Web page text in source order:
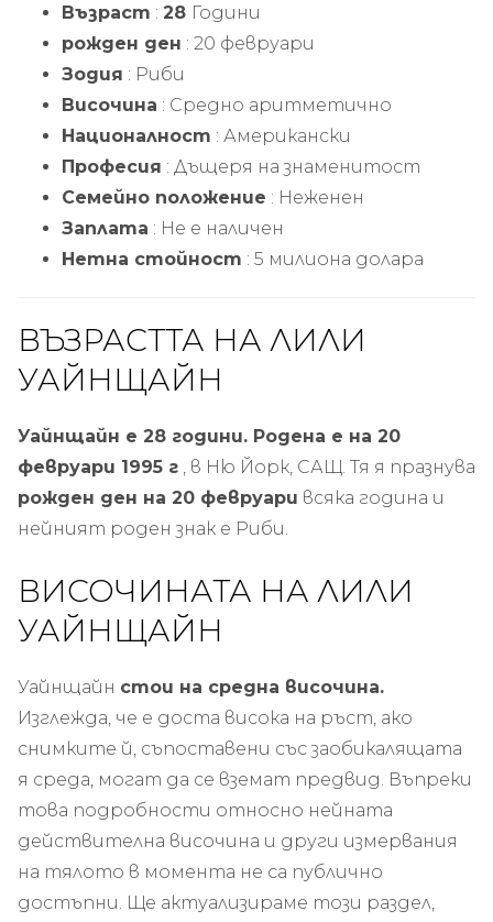
Възраст : 28 Години
рожден ден : 20 февруари
Зодия : Риби
Височина : Средно аритметично
Националност : Американски
Професия : Дъщеря на знаменитост
Семейно положение : Неженен
Заплата : Не е наличен
Нетна стойност : 5 милиона долара
ВЪЗРАСТТА НА ЛИЛИ
УАЙНЩАЙН
Уайнщайн е 28 години. Родена е на 20
февруари 1995 г , в Ню Йорк, САЩ. Тя я празнува
рожден ден на 20 февруари всяка година и
нейният роден знак е Риби.
ВИСОЧИНАТА НА ЛИЛИ
УАЙНЩАЙН
Уайнщайн стои на средна височина.
Изглежда, че е доста висока на ръст, ако
снимките й, съпоставени със заобикалящата
я среда, могат да се вземат предвид. Въпреки
това подробности относно нейната
действителна височина и други измервания
на тялото в момента не са публично
достъпни. Ще актуализираме този раздел,